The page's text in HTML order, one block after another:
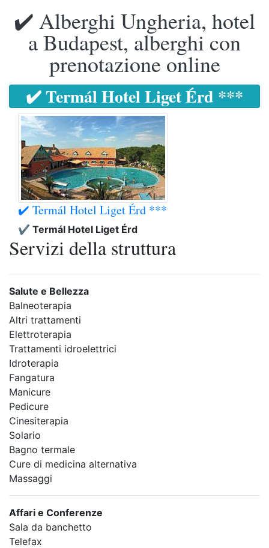
✔️ Alberghi Ungheria, hotel
a Budapest, alberghi con
prenotazione online
✔️ Termál Hotel Liget Érd ***
✔️ Termál Hotel Liget Érd ***
✔️ Termál Hotel Liget Érd
Servizi della struttura
Salute e Bellezza
Balneoterapia
Altri trattamenti
Elettroterapia
Trattamenti idroelettrici
Idroterapia
Fangatura
Manicure
Pedicure
Cinesiterapia
Solario
Bagno termale
Cure di medicina alternativa
Massaggi
Affari e Conferenze
Sala da banchetto
Telefax